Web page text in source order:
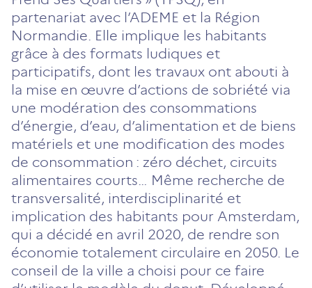
partenariat avec l’ADEME et la Région
Normandie. Elle implique les habitants
grâce à des formats ludiques et
participatifs, dont les travaux ont abouti à
la mise en œuvre d’actions de sobriété via
une modération des conso­mmations
d’énergie, d’eau, d’alimentation et de biens
matériels et une modification des modes
de consommation : zéro déchet, circuits
alimentaires courts… Même recherche de
transversalité, interdisciplinarité et
implication des habitants pour Amsterdam,
qui a décidé en avril 2020, de rendre son
économie totalement circulaire en 2050. Le
conseil de la ville a choisi pour ce faire